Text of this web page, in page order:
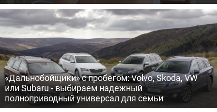
«Дальнобойщики» с пробегом: Volvo, Skoda, VW
или Subaru - выбираем надежный
полноприводный универсал для семьи